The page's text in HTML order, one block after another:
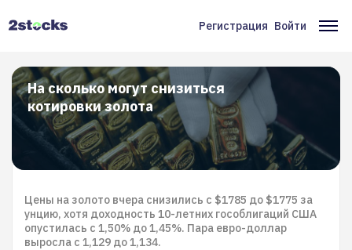
Меню
учётной
записи
пользователя
Регистрация Войти
На сколько могут снизиться
котировки золота
Цены на золото вчера снизились с $1785 до $1775 за
унцию, хотя доходность 10-летних гособлигаций США
опустилась с 1,50% до 1,45%. Пара евро-доллар
выросла с 1,129 до 1,134.